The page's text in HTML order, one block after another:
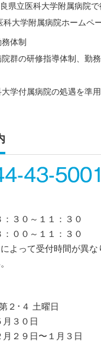
県立医科大学附属病院
科大学附属病院ホームペ
体制
群の研修指導体制、勤
学付属病院の処遇を準
３０～１１：３０
００～１１：３０
よって受付時間が異な
２･４ 土曜日
３０日
２９日〜１月３日